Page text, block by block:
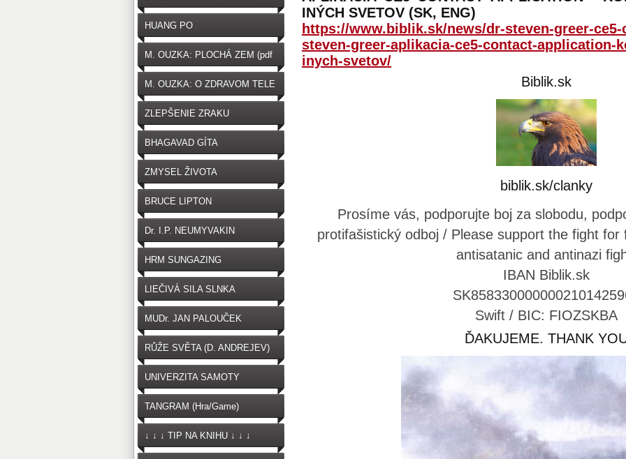
INÝCH SVETOV (SK, ENG)
https://www.biblik.sk/news/dr-steven-greer-
steven-greer-aplikacia-ce5-contact-application-
inych-svetov/
Biblik.sk
biblik.sk/clanky
Prosíme vás, podporujte boj za slobodu,
protifašistický odboj / Please support the fight
antisatanic and antinazi
IBAN Biblik.sk
Swift / BIC: FIOZSKBA
ĎAKUJEME. THANK
HUANG PO
M. OUZKA: PLOCHÁ ZEM (pdf
zdarma na stiahnutie)
M. OUZKA: O ZDRAVOM TELE
ZLEPŠENIE ZRAKU
BHAGAVAD GÍTA
ZMYSEL ŽIVOTA
BRUCE LIPTON
Dr. I.P. NEUMYVAKIN
HRM SUNGAZING
LIEČIVÁ SILA SLNKA
MUDr. JAN PALOUČEK
RŮŽE SVĚTA (D. ANDREJEV)
UNIVERZITA SAMOTY
TANGRAM (Hra/Game)
↓ ↓ ↓ TIP NA KNIHU ↓ ↓ ↓